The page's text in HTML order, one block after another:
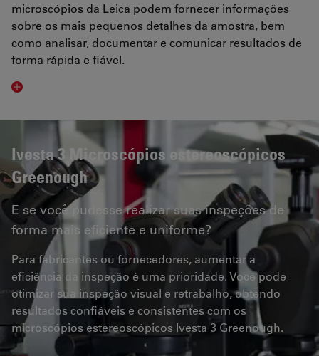
microscópios da Leica podem fornecer informações
sobre os mais pequenos detalhes da amostra, bem
como analisar, documentar e comunicar resultados de
forma rápida e fiável.
Ivesta 3 Microscópios estereoscópicos
Greenough
E se você pudesse realizar suas inspeções de
forma mais eficiente e uniforme?
Para fabricantes ou fornecedores, aumentar a
eficiência da inspeção é uma prioridade. Você pode
otimizar sua inspeção visual e retrabalho, obtendo
resultados confiáveis e consistentes com os
microscópios estereoscópicos Ivesta 3 Greenough.